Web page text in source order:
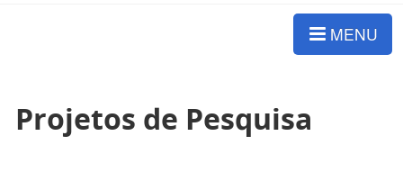
MENU
Projetos de Pesquisa